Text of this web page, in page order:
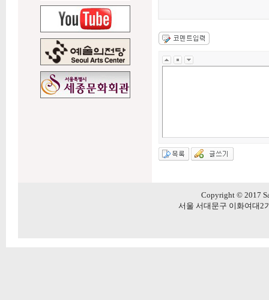
Copyright © 2017
서울 서대문구 이화여대2